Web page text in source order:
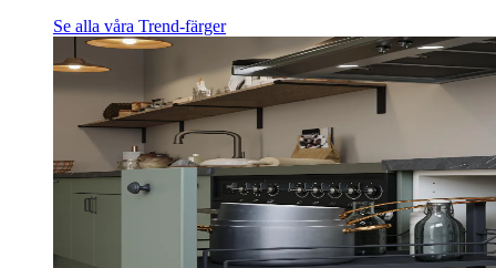
Se alla våra Trend-färger